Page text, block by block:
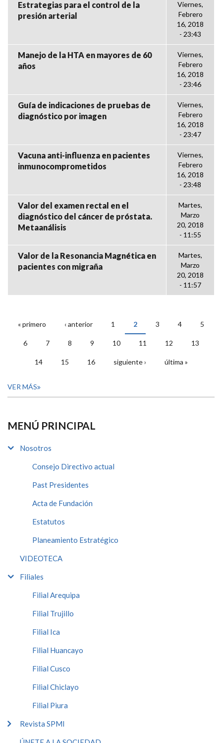
Estrategias para el control de la
presión arterial
Viernes,
Febrero
16, 2018
- 23:43
Manejo de la HTA en mayores de 60
años
Viernes,
Febrero
16, 2018
- 23:46
Guía de indicaciones de pruebas de
diagnóstico por imagen
Viernes,
Febrero
16, 2018
- 23:47
Vacuna anti-influenza en pacientes
inmunocomprometidos
Viernes,
Febrero
16, 2018
- 23:48
Valor del examen rectal en el
diagnóstico del cáncer de próstata.
Metaanálisis
Martes,
Marzo
20, 2018
- 11:55
Valor de la Resonancia Magnética en
pacientes con migraña
Martes,
Marzo
20, 2018
- 11:57
PÁGINAS
« primero ‹ anterior 1 2 3 4 5
6 7 8 9 10 11 12 13
14 15 16 siguiente › última »
VER MÁS
MENÚ PRINCIPAL
Nosotros
Consejo Directivo actual
Past Presidentes
Acta de Fundación
Estatutos
Planeamiento Estratégico
VIDEOTECA
Filiales
Filial Arequipa
Filial Trujillo
Filial Ica
Filial Huancayo
Filial Cusco
Filial Chiclayo
Filial Piura
Revista SPMI